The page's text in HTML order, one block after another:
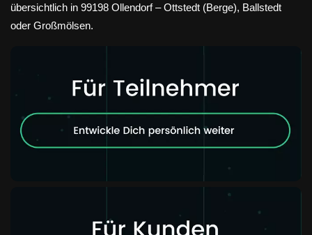
übersichtlich in 99198 Ollendorf – Ottstedt (Berge), Ballstedt
oder Großmölsen.